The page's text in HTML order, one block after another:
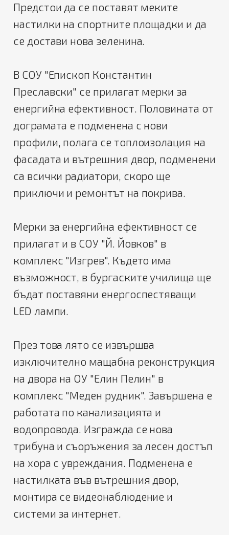
Предстои да се поставят меките
настилки на спортните площадки и да
се достави нова зеленина.
В СОУ "Епископ Константин
Преславски" се прилагат мерки за
енергийна ефективност. Половината от
дограмата е подменена с нови
профили, полага се топлоизолация на
фасадата и вътрешния двор, подменени
са всички радиатори, скоро ще
приключи и ремонтът на покрива.
Мерки за енергийна ефективност се
прилагат и в СОУ "Й. Йовков" в
комплекс "Изгрев". Където има
възможност, в бургаските училища ще
бъдат поставяни енергоспестяващи
LED лампи.
През това лято се извършва
изключително мащабна реконструкция
на двора на ОУ "Елин Пелин" в
комплекс "Меден рудник". Завършена е
работата по канализацията и
водопровода. Изгражда се нова
трибуна и съоръжения за лесен достъп
на хора с увреждания. Подменена е
настилката във вътрешния двор,
монтира се видеонаблюдение и
системи за интернет.